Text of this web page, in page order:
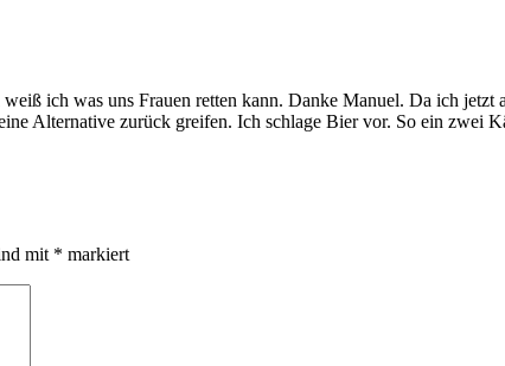
ich was uns Frauen retten kann. Danke Manuel. Da ich
Alternative zurück greifen. Ich schlage Bier vor. So ein zwei
mit * markiert